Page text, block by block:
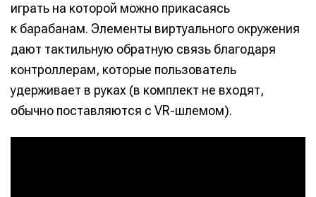
играть на которой можно прикасаясь
к барабанам. Элементы виртуального окружения
дают тактильную обратную связь благодаря
контроллерам, которые пользователь
удерживает в руках (в комплект не входят,
обычно поставляются с VR-шлемом).